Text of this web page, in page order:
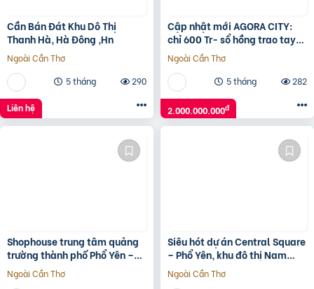
Cần Bán Đát Khu Dô Thị
Thanh Hà, Hà Đông ,Hn
Ngoài Cần Thơ
5 tháng
290
Liên hệ
Cập nhật mới AGORA CITY:
chỉ 600 Tr- sổ hồng trao tay-
không gốc & Hỗ trợ LS 24
tháng.Vũ 0933910039
Ngoài Cần Thơ
5 tháng
282
2.000.000.000đ
Shophouse trung tâm quảng
trường thành phố Phổ Yên –
Thái Nguyên
Ngoài Cần Thơ
Siêu hót dự án Central Square
– Phổ Yên, khu đô thị Nam
Thái – chủ đầu tư Taseco
Land
Ngoài Cần Thơ